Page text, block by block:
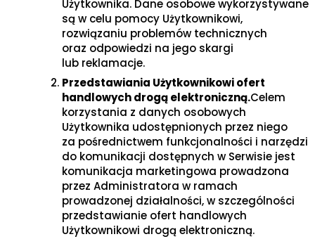
Użytkownika. Dane osobowe wykorzystywane
są w celu pomocy Użytkownikowi,
rozwiązaniu problemów technicznych
oraz odpowiedzi na jego skargi
lub reklamacje.
Przedstawiania Użytkownikowi ofert
handlowych drogą elektroniczną.Celem
korzystania z danych osobowych
Użytkownika udostępnionych przez niego
za pośrednictwem funkcjonalności i narzędzi
do komunikacji dostępnych w Serwisie jest
komunikacja marketingowa prowadzona
przez Administratora w ramach
prowadzonej działalności, w szczególności
przedstawianie ofert handlowych
Użytkownikowi drogą elektroniczną.